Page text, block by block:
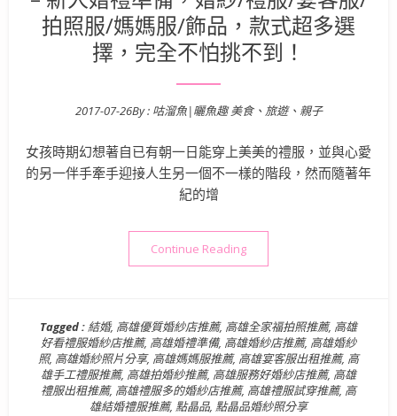
拍照服/媽媽服/飾品，款式超多選
擇，完全不怕挑不到！
Posted on
2017-07-26By : 咕溜魚|曬魚趣 美食、旅遊、親子
女孩時期幻想著自已有朝一日能穿上美美的禮服，並與心愛
的另一伴手牽手迎接人生另一個不一樣的階段，然而隨著年
紀的增
Continue Reading“【高雄婚紗店推薦】點晶品
Tagged :結婚, 高雄優質婚紗店推薦, 高雄全家福拍照推薦, 高雄
好看禮服婚紗店推薦, 高雄婚禮準備, 高雄婚紗店推薦, 高雄婚紗
照, 高雄婚紗照片分享, 高雄媽媽服推薦, 高雄宴客服出租推薦, 高
雄手工禮服推薦, 高雄拍婚紗推薦, 高雄服務好婚紗店推薦, 高雄
禮服出租推薦, 高雄禮服多的婚紗店推薦, 高雄禮服試穿推薦, 高
雄結婚禮服推薦, 點晶品, 點晶品婚紗照分享